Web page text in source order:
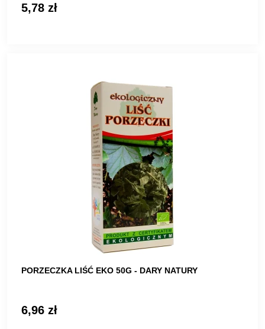
5,78 zł
PORZECZKA LIŚĆ EKO 50G - DARY NATURY
6,96 zł